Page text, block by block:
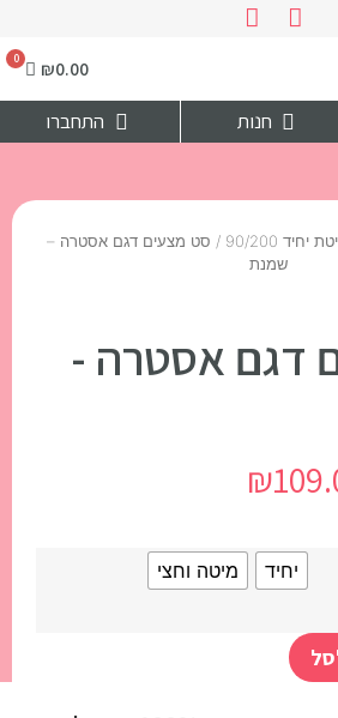
₪0.00
חנות התחברו
יחיד 90/200
/ סט מצעים דגם אסטרה –
שמנת
דגם אסטרה -
₪
יחיד מיטה וחצי